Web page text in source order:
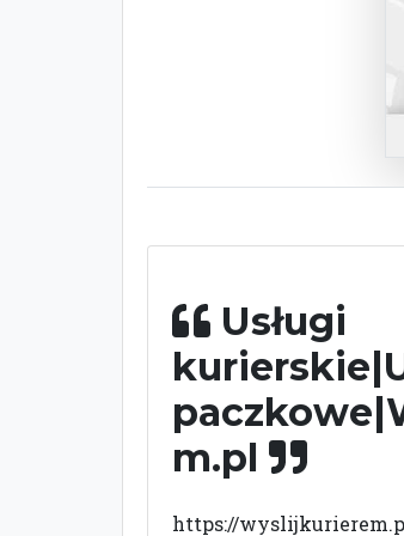
Usługi
m.pl
https://